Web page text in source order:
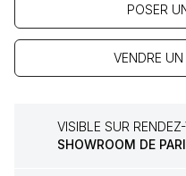
POSER
VENDRE
VISIBLE SUR
SHOWROOM DE